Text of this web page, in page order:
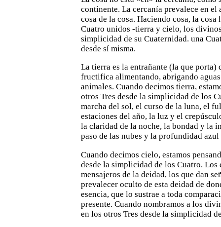
continente. La cercanía prevalece en el
cosa de la cosa. Haciendo cosa, la cosa
Cuatro unidos -tierra y cielo, los
simplicidad de su Cuaternidad. una
desde sí misma.
La tierra es la entrañante (la que porta)
fructifica alimentando, abrigando
animales. Cuando decimos tierra,
otros Tres desde la simplicidad de los
marcha del sol, el curso de la luna, el
estaciones del año, la luz y el
la claridad de la noche, la bondad y la
paso de las nubes y la profundidad azul
Cuando decimos cielo, estamos
desde la simplicidad de los Cuatro. Los
mensajeros de la deidad, los que dan
prevalecer oculto de esta deidad de
esencia, que lo sustrae a toda
presente. Cuando nombramos a los
en los otros Tres desde la simplicidad